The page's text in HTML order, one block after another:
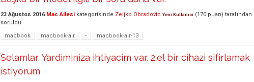
23 Ağustos 2016 Mac Ailesi kategorisinde Zeljko Obradovic Yeni Kullanıcı (170 puan) tarafından
soruldu
macbook
macbook-air - macbook-air-13
Selamlar, Yardiminiza ihtiyacim var. 2.el bir cihazi sifirlamak
istiyorum